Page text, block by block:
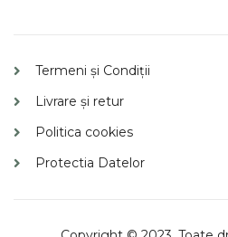
Termeni și Condiții
Livrare și retur
Politica cookies
Protectia Datelor